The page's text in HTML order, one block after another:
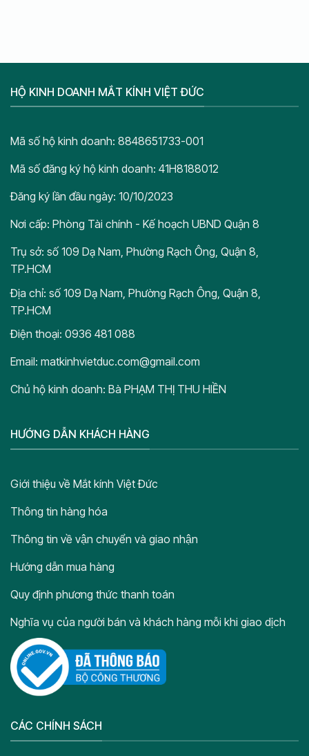
HỘ KINH DOANH MẮT KÍNH VIỆT ĐỨC
Mã số hộ kinh doanh: 8848651733-001
Mã số đăng ký hộ kinh doanh: 41H8188012
Đăng ký lần đầu ngày: 10/10/2023
Nơi cấp: Phòng Tài chính - Kế hoạch UBND Quận 8
Trụ sở: số 109 Dạ Nam, Phường Rạch Ông, Quận 8,
TP.HCM
Địa chỉ: số 109 Dạ Nam, Phường Rạch Ông, Quận 8,
TP.HCM
Điện thoại: 0936 481 088
Email: matkinhvietduc.com@gmail.com
Chủ hộ kinh doanh: Bà PHẠM THỊ THU HIỀN
HƯỚNG DẪN KHÁCH HÀNG
Giới thiệu về Mắt kính Việt Đức
Thông tin hàng hóa
Thông tin về vận chuyển và giao nhận
Hướng dẫn mua hàng
Quy định phương thức thanh toán
Nghĩa vụ của người bán và khách hàng mỗi khi giao dịch
CÁC CHÍNH SÁCH